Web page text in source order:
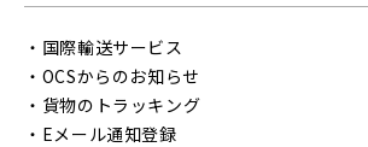
・ 国際輸送サービス
・ OCSからのお知らせ
・ 貨物のトラッキング
・ Eメール通知登録